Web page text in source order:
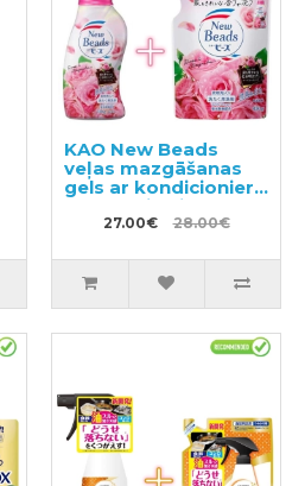
KAO New Beads
veļas mazgāšanas
gels ar kondicionieri
740g + pildviela 650g
27.00€ 28.00€